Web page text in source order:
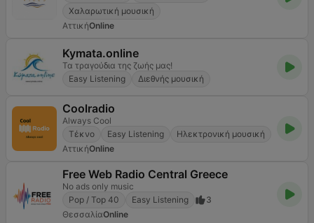
Χαλαρωτική μουσική
ΑττικήOnline
Kymata.online
Τα τραγούδια της ζωής μας!
Easy Listening
Διεθνής μουσική
Coolradio
Always Cool
Τέκνο
Easy Listening
Ηλεκτρονική μουσική
ΑττικήOnline
Free Web Radio Central Greece
No ads only music
Pop / Top 40
Easy Listening
3
ΘεσσαλίαOnline